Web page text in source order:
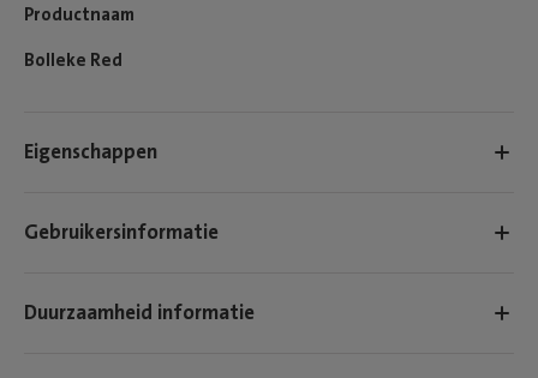
Productnaam
Bolleke Red
Eigenschappen
Gebruikersinformatie
Duurzaamheid informatie